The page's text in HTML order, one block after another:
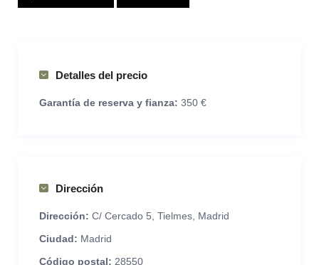
Detalles del precio
Garantía de reserva y fianza: 350 €
Dirección
Dirección: C/ Cercado 5, Tielmes, Madrid
Ciudad: Madrid
Código postal: 28550